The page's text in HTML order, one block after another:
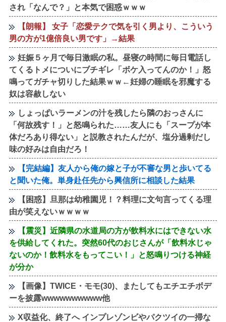
され「なんで？」と本気で困惑ｗｗｗ
【朗報】 女子「恋愛テクで気を引く男より、こういう
男の方が1億倍良い男です」→結果
妊娠５ヶ月で毎日激眠の私。昼寝の時間に毎日電話し
てくるトメについにブチギレ「ボケ入ってんのか！」怒
鳴ってガチャ切りした結果ｗｗ←妊婦の睡眠を邪魔する
奴は容赦しない
しょっぱいラーメンの汁を残したら隣のおっさんに
「何故残す！」と怒鳴られた……友人にも「スープが本
体だろあり得ない」と説教されたんだが、塩分過剰だし
味の好みは自由だろ！
【完結編】友人から俺の嫁と子が不審な男と歩いてる
と聞いた俺。単身赴任先から興信所に相談した結果
【困惑】旦那は幼稚園児！？料理に文句言ってくる理
由が笑えないｗｗｗｗ
【震災】近隣県の水道局の方が飲料水にはできない水
を供給してくれた。突然60代のおじさんが「飲料水じゃ
ないのか！飲料水をもってこい！」と怒鳴りつける神経
が分か
【画像】TWICE・モモ(30)、またしてもエチエチボデ
ーを披露wwwwwwwwww他
X収益化、終了へ インプレゾンビやパクツイの一掃な